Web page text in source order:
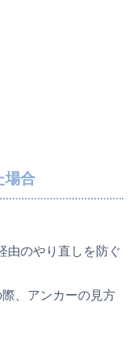
場合
由のやり直しを防ぐ
、アンカーの見方